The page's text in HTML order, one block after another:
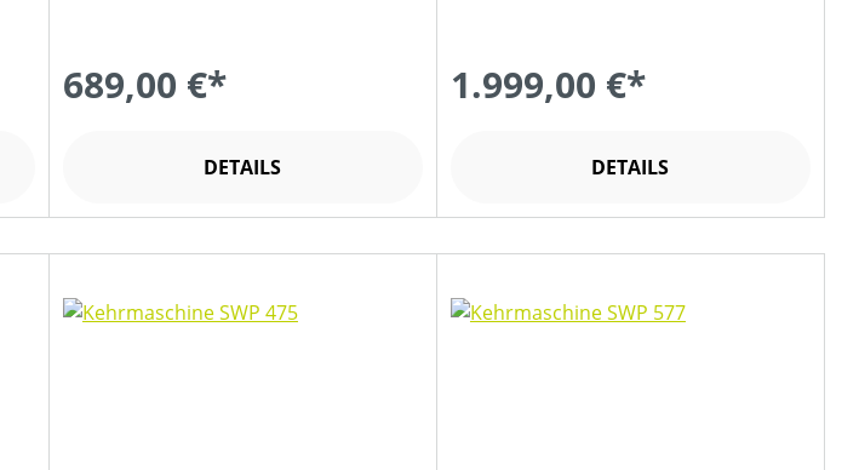
689,00 €*
DETAILS
1.999,00 €*
DETAILS